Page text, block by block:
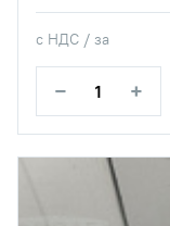
с НДС / за
− +